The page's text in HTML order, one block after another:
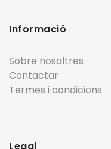
Informació
Sobre nosaltres
Contactar
Termes i condicions
Legal